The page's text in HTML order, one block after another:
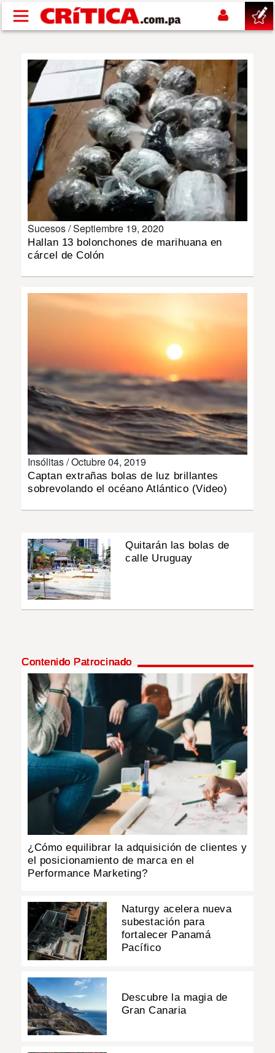
Pasar al contenido principal
SUCESOS
NACIONAL
POLÍTICA
SHOW
DEPORTES
IMPRESO
Sucesos /Septiembre 19, 2020
Hallan 13 bolonchones de marihuana en
cárcel de Colón
Insólitas /Octubre 04, 2019
Captan extrañas bolas de luz brillantes
sobrevolando el océano Atlántico (Video)
Quitarán las bolas de
calle Uruguay
Contenido Patrocinado
¿Cómo equilibrar la adquisición de clientes y
el posicionamiento de marca en el
Performance Marketing?
Naturgy acelera nueva
subestación para
fortalecer Panamá
Pacífico
Descubre la magia de
Gran Canaria